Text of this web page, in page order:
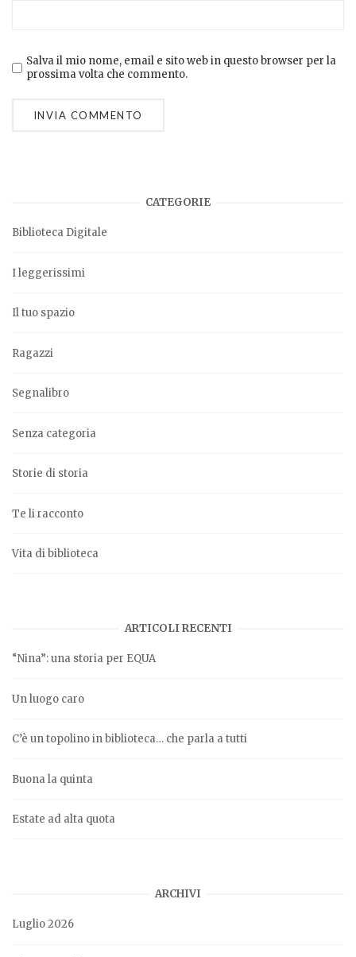
Salva il mio nome, email e sito web in questo browser per la
prossima volta che commento.
CATEGORIE
Biblioteca Digitale
I leggerissimi
Il tuo spazio
Ragazzi
Segnalibro
Senza categoria
Storie di storia
Te li racconto
Vita di biblioteca
ARTICOLI RECENTI
“Nina”: una storia per EQUA
Un luogo caro
C’è un topolino in biblioteca… che parla a tutti
Buona la quinta
Estate ad alta quota
ARCHIVI
Luglio 2026